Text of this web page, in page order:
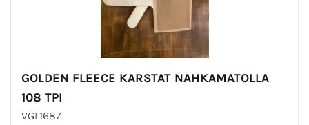
GOLDEN FLEECE KARSTAT NAHKAMATOLLA
108 TPI
VGL1687